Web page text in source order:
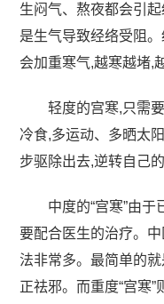
生闷气、熬夜都会引
是生气导致经络受阻
会加重寒气,越寒越堵,
轻度的宫寒,只需
冷食,多运动、多晒太
步驱除出去,逆转自己的
中度的“宫寒”由
要配合医生的治疗。
法非常多。最简单的
正祛邪。而重度“宫寒